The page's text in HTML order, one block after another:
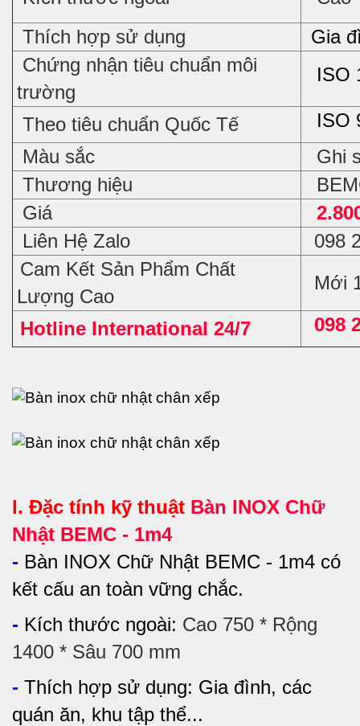
Thích hợp sử dụng
Gia
Chứng nhận tiêu chuẩn môi
trường
ISO
Theo tiêu chuẩn Quốc Tế
ISO
Màu sắc
Ghi
Thương hiệu
Giá
Liên Hệ Zalo
098
Cam Kết Sản Phẩm Chất
Lượng Cao
Mới
Hotline International 24/7 098
I. Đặc tính kỹ thuật Bàn INOX Chữ
Nhật BEMC - 1m4
- Bàn INOX Chữ Nhật BEMC - 1m4 có
kết cấu an toàn vững chắc.
- Kích thước ngoài: Cao 750 * Rộng
1400 * Sâu 700 mm
- Thích hợp sử dụng: Gia đình, các
quán ăn, khu tập thể...